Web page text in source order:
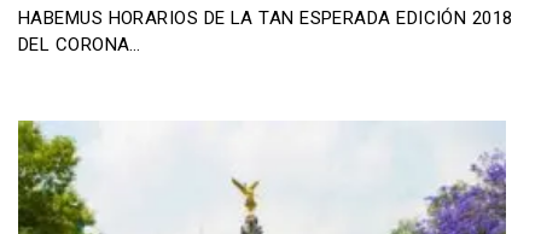
HABEMUS HORARIOS DE LA TAN ESPERADA EDICIÓN 2018
DEL CORONA…